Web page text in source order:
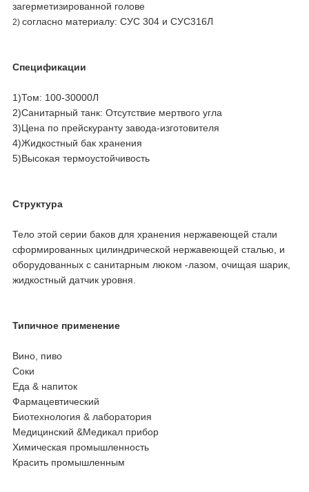
загерметизированной голове
2) согласно материалу: СУС 304 и СУС316Л
Спецификации
1)Том: 100-30000Л
2)Санитарный танк: Отсутствие мертвого угла
3)Цена по прейскуранту завода-изготовителя
4)Жидкостный бак хранения
5)Высокая термоустойчивость
Структура
Тело этой серии баков для хранения нержавеющей стали
сформированных цилиндрической нержавеющей сталью, и
оборудованных с санитарным люком -лазом, очищая шарик,
жидкостный датчик уровня.
Типичное применение
Вино, пиво
Соки
Еда & напиток
Фармацевтический
Биотехнология & лаборатория
Медицинский &Медикал прибор
Химическая промышленность
Красить промышленным